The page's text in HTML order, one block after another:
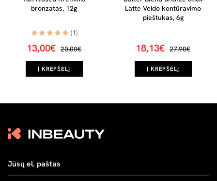
bronzatas, 12g
(1)
13,00€ 20,00€
Į KREPŠELĮ
Latte Veido kontūravimo
pieštukas, 6g
18,13€ 27,90€
Į KREPŠELĮ